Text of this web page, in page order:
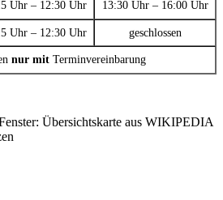
Uhr – 12:30 Uhr 13:30 Uhr – 16:00 Uhr
Uhr – 12:30 Uhr geschlossen
nur mit Terminvereinbarung